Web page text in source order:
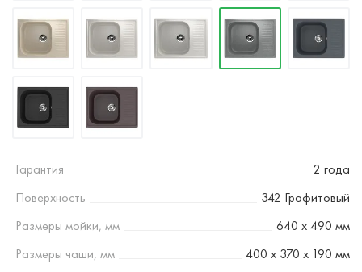
Гарантия
2 года
Поверхность
342 Графитовый
Размеры мойки, мм
640 х 490 мм
Размеры чаши, мм
400 х 370 х 190 мм